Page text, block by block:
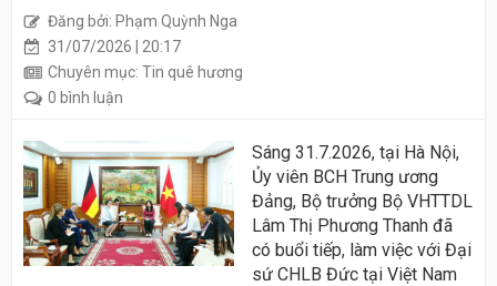
Đăng bởi: Phạm Quỳnh Nga
31/07/2026 | 20:17
Chuyên mục: Tin quê hương
0 bình luận
Sáng 31.7.2026, tại Hà Nội,
Ủy viên BCH Trung ương
Đảng, Bộ trưởng Bộ VHTTDL
Lâm Thị Phương Thanh đã
có buổi tiếp, làm việc với Đại
sứ CHLB Đức tại Việt Nam